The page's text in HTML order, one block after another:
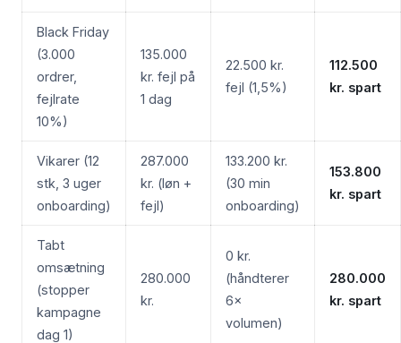
Black Friday
(3.000
ordrer,
fejlrate
10%)
135.000
kr. fejl på
1 dag
22.500 kr.
fejl (1,5%)
112.500
kr. spart
Vikarer (12
stk, 3 uger
onboarding)
287.000
kr. (løn +
fejl)
133.200 kr.
(30 min
onboarding)
153.800
kr. spart
Tabt
omsætning
(stopper
kampagne
dag 1)
280.000
kr.
0 kr.
(håndterer
6×
volumen)
280.000
kr. spart